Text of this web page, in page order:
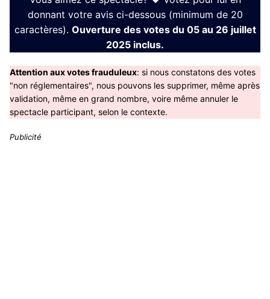
donnant votre avis ci-dessous (minimum de 20
caractères). Ouverture des votes du 05 au 26 juillet
2025 inclus.
Attention aux votes frauduleux: si nous constatons des votes
"non réglementaires", nous pouvons les supprimer, même après
validation, même en grand nombre, voire même annuler le
spectacle participant, selon le contexte.
Publicité